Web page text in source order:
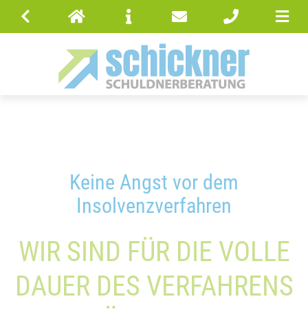
Keine Angst vor dem
Insolvenzverfahren
WIR SIND FÜR DIE VOLLE
DAUER DES VERFAHRENS